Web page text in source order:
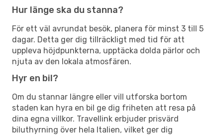
Hur länge ska du stanna?
För ett väl avrundat besök, planera för minst 3 till 5
dagar. Detta ger dig tillräckligt med tid för att
uppleva höjdpunkterna, upptäcka dolda pärlor och
njuta av den lokala atmosfären.
Hyr en bil?
Om du stannar längre eller vill utforska bortom
staden kan hyra en bil ge dig friheten att resa på
dina egna villkor. Travellink erbjuder prisvärd
biluthyrning över hela Italien, vilket ger dig